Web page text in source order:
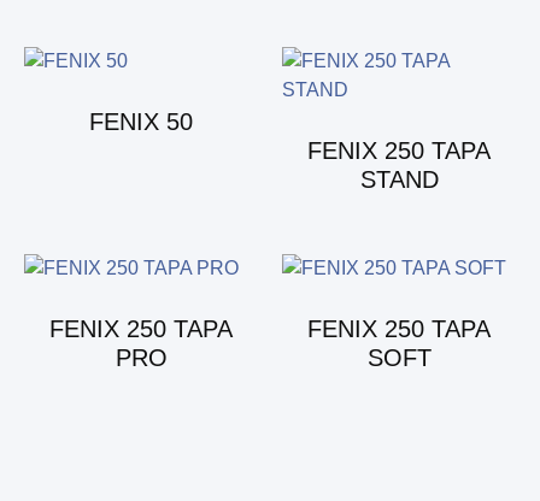
FENIX 50
FENIX 250 TAPA
STAND
FENIX 250 TAPA
PRO
FENIX 250 TAPA
SOFT